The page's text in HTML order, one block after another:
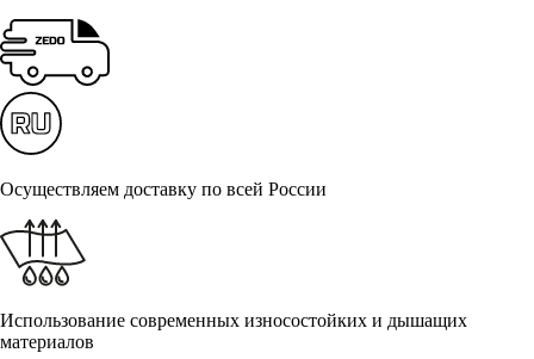
Осуществляем доставку по всей России
Использование современных износостойких и дышащих
материалов